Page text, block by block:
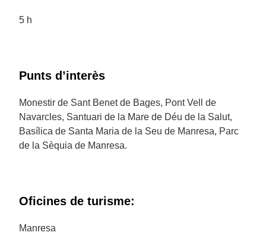
5 h
Punts d’interès
Monestir de Sant Benet de Bages, Pont Vell de
Navarcles, Santuari de la Mare de Déu de la Salut,
Basílica de Santa Maria de la Seu de Manresa, Parc
de la Sèquia de Manresa.
Oficines de turisme:
Manresa